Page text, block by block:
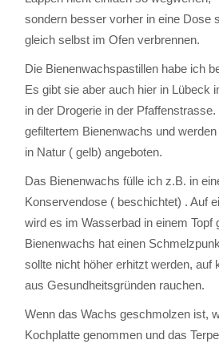
sondern besser vorher in eine Dose
gleich selbst im Ofen verbrennen.
Die Bienenwachspastillen habe ich
Es gibt sie aber auch hier in Lübeck
in der Drogerie in der
gefiltertem Bienenwachs und
in Natur ( gelb) angeboten.
Das Bienenwachs fülle ich z.B. in
Konservendose ( beschichtet) . Auf
wird es im Wasserbad in einem Topf
Bienenwachs hat einen
sollte nicht höher erhitzt werden, auf
aus Gesundheitsgründen rauchen.
Wenn das Wachs geschmolzen ist,
Kochplatte genommen und das